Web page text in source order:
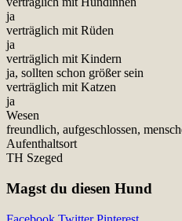
ja
verträglich mit Rüden
ja
verträglich mit Kindern
ja, sollten schon größer sein
verträglich mit Katzen
ja
Wesen
freundlich, aufgeschlossen,
Aufenthaltsort
TH Szeged
Magst du diesen Hund